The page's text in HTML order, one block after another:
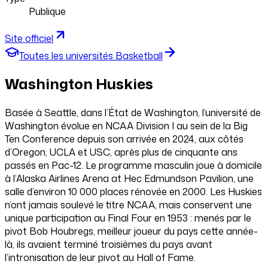
Publique
Site officiel
Toutes les universités Basketball
Washington Huskies
Basée à Seattle, dans l’État de Washington, l’université de
Washington évolue en NCAA Division I au sein de la Big
Ten Conference depuis son arrivée en 2024, aux côtés
d’Oregon, UCLA et USC, après plus de cinquante ans
passés en Pac-12. Le programme masculin joue à domicile
à l’Alaska Airlines Arena at Hec Edmundson Pavilion, une
salle d’environ 10 000 places rénovée en 2000. Les Huskies
n’ont jamais soulevé le titre NCAA, mais conservent une
unique participation au Final Four en 1953 : menés par le
pivot Bob Houbregs, meilleur joueur du pays cette année-
là, ils avaient terminé troisièmes du pays avant
l’intronisation de leur pivot au Hall of Fame.